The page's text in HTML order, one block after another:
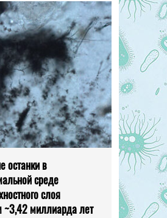
останки в
среде
слоя
~3,42 миллиарда лет